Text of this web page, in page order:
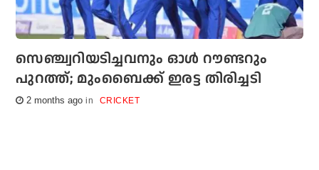
സെഞ്ച്വറിയടിച്ചവനും ഓൾ റൗണ്ടറും
പുറത്ത്; മുംബൈക്ക് ഇരട്ട തിരിച്ചടി
2 months ago CRICKET